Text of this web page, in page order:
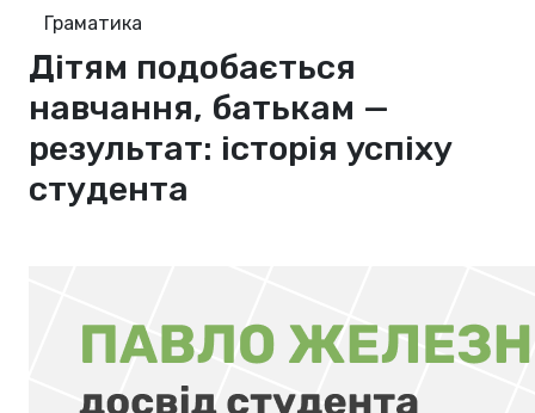
Граматика
Дітям подобається
навчання, батькам —
результат: історія успіху
студента